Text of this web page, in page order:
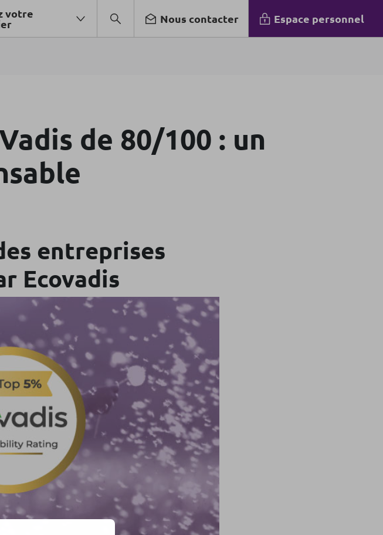
votre Nous contacter Espace personnel
de 80/100 : un
entreprises
Ecovadis